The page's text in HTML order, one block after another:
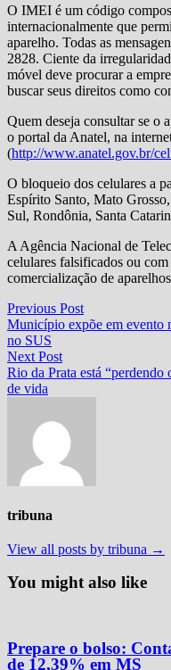
O IMEI é um código
internacionalmente que
aparelho. Todas as
2828. Ciente da
móvel deve procurar a
buscar seus direitos como
Quem deseja consultar se o
o portal da Anatel, na
(http://www.anatel.gov.br/
O bloqueio dos celulares a
Espírito Santo, Mato
Sul, Rondônia, Santa
A Agência Nacional de
celulares falsificados ou
comercialização de
Navegação
de
Post
Previous PostPrevious
post:
Município expõe em evento
no SUS
Next PostNext
post:
Rio da Prata está “perdendo
de vida
tribuna
View all posts by tribuna →
You might also like
Prepare o bolso:
de 12,39% em MS